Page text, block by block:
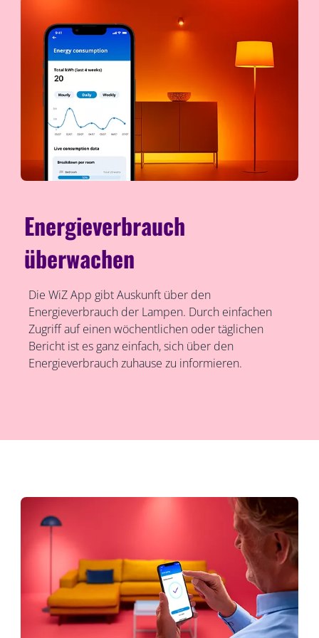
Energieverbrauch
überwachen
Die WiZ App gibt Auskunft über den
Energieverbrauch der Lampen. Durch einfachen
Zugriff auf einen wöchentlichen oder täglichen
Bericht ist es ganz einfach, sich über den
Energieverbrauch zuhause zu informieren.